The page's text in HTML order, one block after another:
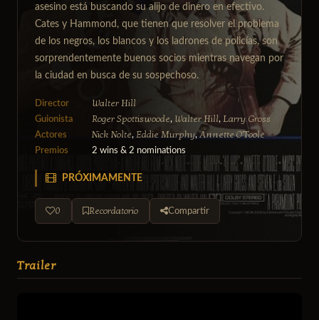
asesino está buscando su alijo de dinero en efectivo.
Cates y Hammond, que tienen que resolver el problema
de los negros, los blancos y los ladrones de policías, son
sorprendentemente buenos socios mientras navegan por
la ciudad en busca de su sospechoso.
Director Walter Hill
Guionista Roger Spottiswoode, Walter Hill, Larry Gross
Actores Nick Nolte, Eddie Murphy,Annette O'Toole
Premios 2 wins & 2 nominations
PRÓXIMAMENTE
0 Recordatorio Compartir
Trailer